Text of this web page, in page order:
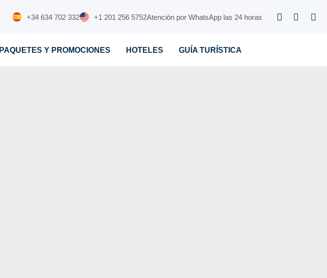
+34 634 702 332 +1 201 256 5752Atención por WhatsApp las 24 horas
PAQUETES Y PROMOCIONES HOTELES GUÍA TURÍSTICA